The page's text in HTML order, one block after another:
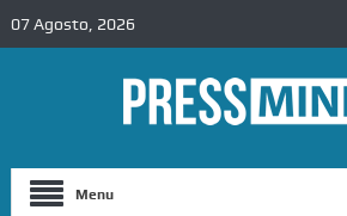
07 Agosto, 2026
Menu